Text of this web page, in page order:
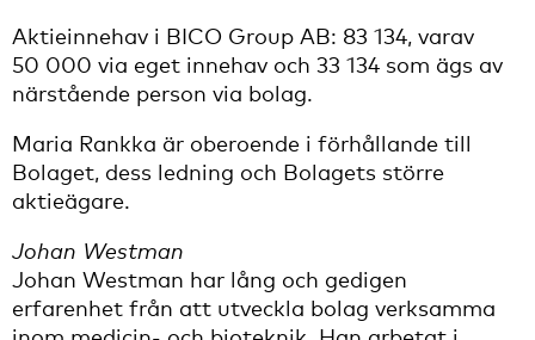
Aktieinnehav i BICO Group AB: 83 134, varav
50 000 via eget innehav och 33 134 som ägs av
närstående person via bolag.
Maria Rankka är oberoende i förhållande till
Bolaget, dess ledning och Bolagets större
aktieägare.
Johan Westman
Johan Westman har lång och gedigen
erfarenhet från att utveckla bolag verksamma